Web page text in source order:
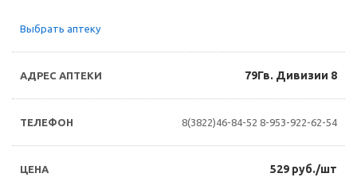
Выбрать аптеку
79Гв. Дивизии 8
8(3822)46-84-52 8-953-922-62-54
529 руб./шт